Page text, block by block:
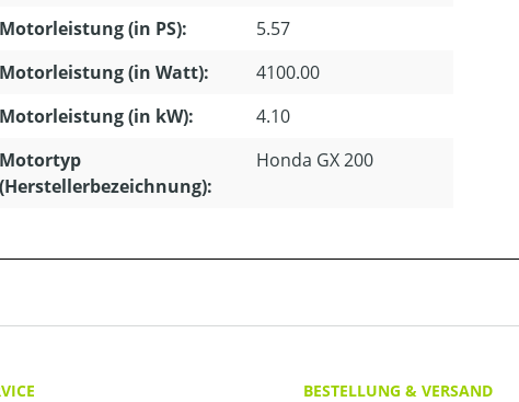
Motorleistung (in PS):
5.57
Motorleistung (in Watt):
4100.00
Motorleistung (in kW):
4.10
Motortyp
(Herstellerbezeichnung):
Honda GX 200
BESTELLUNG & VERSAND